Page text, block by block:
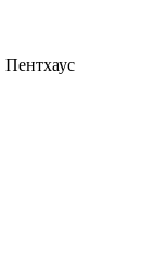
Пентхаус